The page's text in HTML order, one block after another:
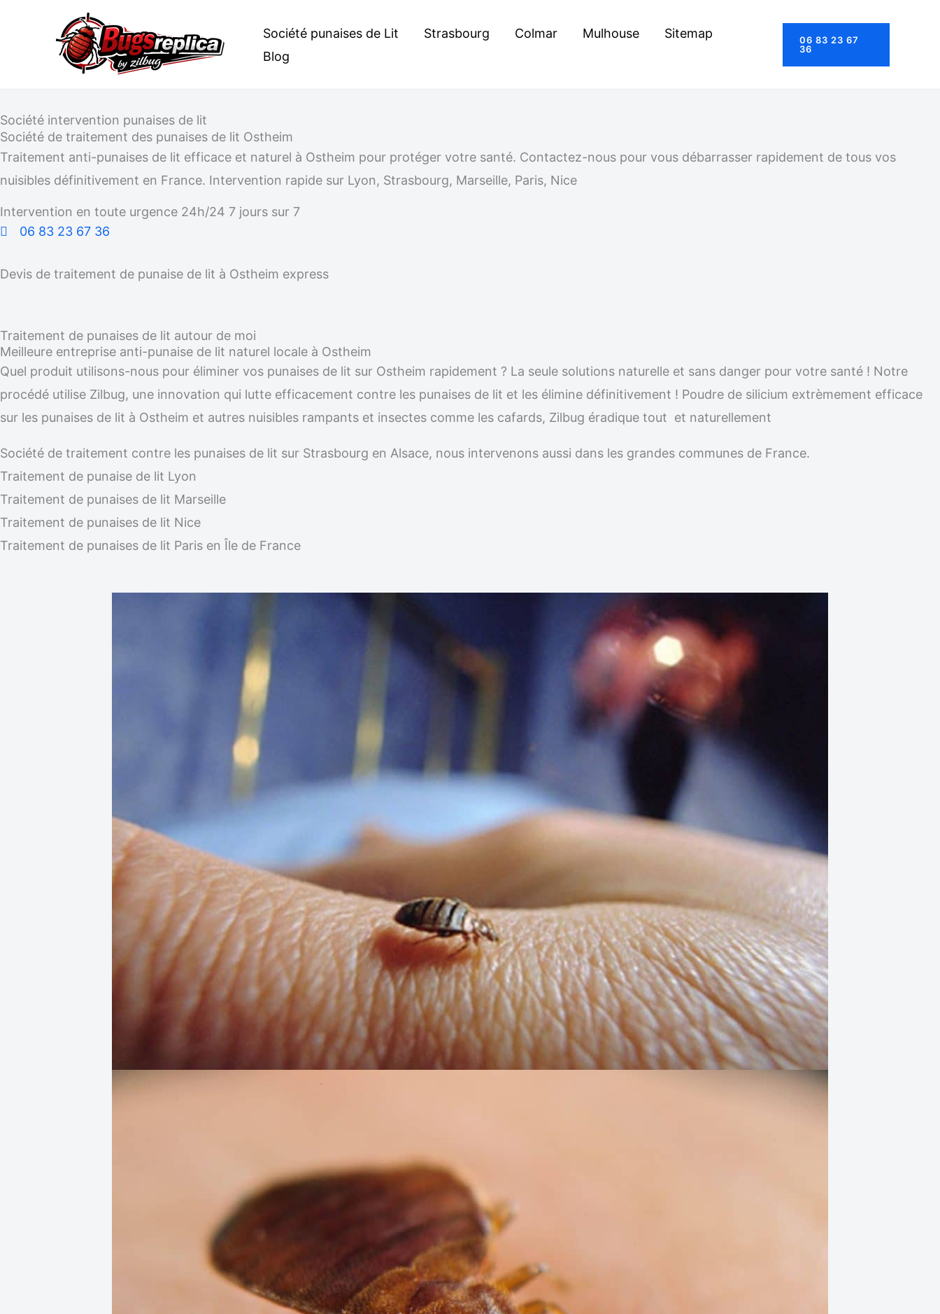
Société punaises de Lit Strasbourg Colmar Mulhouse
Sitemap
Blog
06 83 23 67
36
Société intervention punaises de lit
Société de traitement des punaises de lit Ostheim
Traitement anti-punaises de lit efficace et naturel à Ostheim pour protéger votre santé. Contactez-nous pour vous débarrasser rapidement de tous vos
nuisibles définitivement en France. Intervention rapide sur Lyon, Strasbourg, Marseille, Paris, Nice
Intervention en toute urgence 24h/24 7 jours sur 7
06 83 23 67 36
Devis de traitement de punaise de lit à Ostheim express
Traitement de punaises de lit autour de moi
Meilleure entreprise anti-punaise de lit naturel locale à Ostheim
Quel produit utilisons-nous pour éliminer vos punaises de lit sur Ostheim rapidement ? La seule solutions naturelle et sans danger pour votre santé ! Notre
procédé utilise Zilbug, une innovation qui lutte efficacement contre les punaises de lit et les élimine définitivement ! Poudre de silicium extrèmement efficace
sur les punaises de lit à Ostheim et autres nuisibles rampants et insectes comme les cafards, Zilbug éradique tout et naturellement
Société de traitement contre les punaises de lit sur Strasbourg en Alsace, nous intervenons aussi dans les grandes communes de France.
Traitement de punaise de lit Lyon
Traitement de punaises de lit Marseille
Traitement de punaises de lit Nice
Traitement de punaises de lit Paris en Île de France